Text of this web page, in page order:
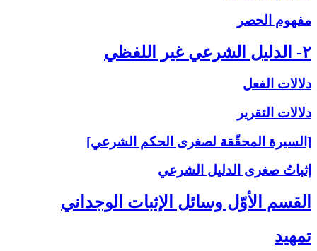
مفهوم الحصر
۲- الدليل الشرعي غير اللفظي
دلالات الفعل
دلالات التقرير
[السيرة المحقّقة لصغرى الحكم الشرعي]
إثباتُ‏ صغرى‏ الدليل الشرعي‏
القسم الأوّل وسائل الإثبات الوجداني
تمهيد